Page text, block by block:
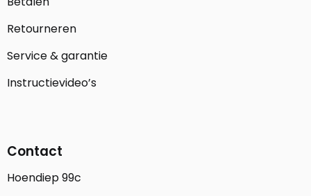
Retourneren
Service & garantie
Instructievideo’s
Contact
Hoendiep 99c